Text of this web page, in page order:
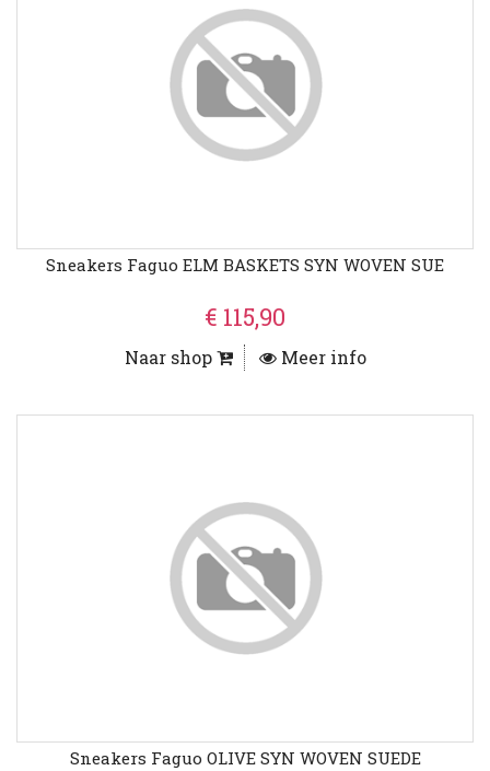
Sneakers Faguo ELM BASKETS SYN WOVEN SUE
€ 115,90
Naar shop Meer info
Sneakers Faguo OLIVE SYN WOVEN SUEDE